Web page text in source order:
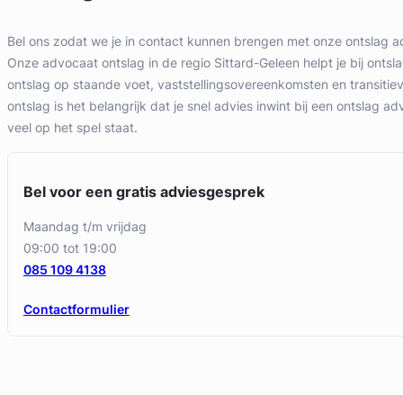
Bel ons zodat we je in contact kunnen brengen met onze ontslag
Onze advocaat ontslag in de regio Sittard-Geleen helpt je bij
ontslag op staande voet, vaststellingsovereenkomsten en
ontslag is het belangrijk dat je snel advies inwint bij een ontslag
veel op het spel staat.
Bel voor een gratis adviesgesprek
maandag t/m vrijdag
09:00 tot 19:00
Contactformulier
085 109 4138